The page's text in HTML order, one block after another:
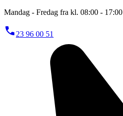
Mandag - Fredag fra kl. 08:00 - 17:00
23 96 00 51